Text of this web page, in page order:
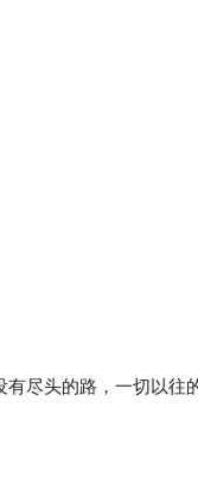
尽头的路，一切以